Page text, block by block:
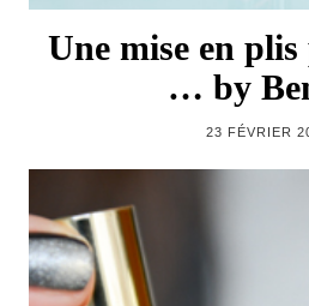
Une mise en
… by
23 FÉVRIER